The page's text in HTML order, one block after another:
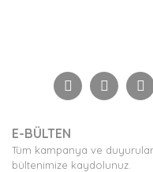
Görüş ve önerileriniz
Ürün açıklamasında
Ürün bilgilerinde
E-BÜLTEN
Tüm kampanya ve
bültenimize kaydolunuz.